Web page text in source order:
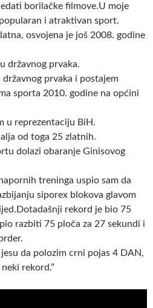
borilačke filmove.U moje
i atraktivan sport.
osvojena je još 2008. godine
državnog prvaka.
prvaka i postajem
sporta 2010. godine na općini
u reprezentaciju BiH.
od toga 25 zlatnih.
dolazi obaranje Ginisovog
treninga uspio sam da
siporex blokova glavom
rekord je bio 75
razbiti 75 ploča za 27 sekundi i
da polozim crni pojas 4 DAN,
rekord.”